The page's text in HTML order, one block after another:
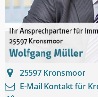
25597 Kronsmoor
E-Mail Kontakt für